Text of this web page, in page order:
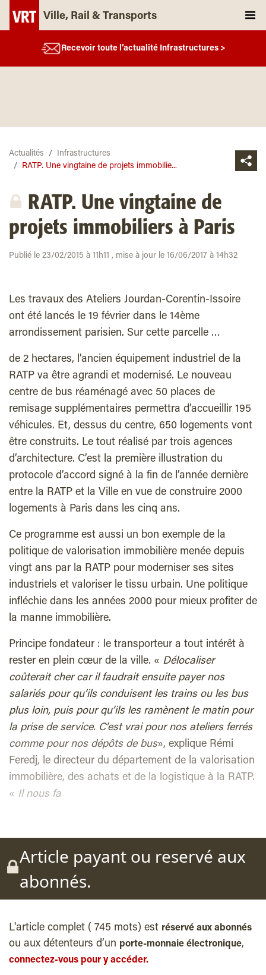
Ville, Rail & Transports
Recevoir toute l’actualité Infrastructures >
Actualités
Infrastructures
RATP. Une vingtaine de projets immobilie...
RATP. Une vingtaine de
projets immobiliers à Paris
Publié le 23/02/2015 à 11h11 , mise à jour le 16/06/2017 à 14h32
Les travaux des Ateliers Jourdan-Corentin-Issoire
ont été lancés le 19 février dans le 14ème
arrondissement parisien. Sur cette parcelle …
de 2 hectares, l’ancien équipement industriel de la
RATP va être agrandi et modernisé. Le nouveau
centre de bus réaménagé avec 50 places de
remisage supplémentaires permettra d’accueillir 195
véhicules. Et, dessus du centre, 650 logements vont
être construits. Le tout réalisé par trois agences
d’architecture. C’est la première illustration du
protocole d’accord signé à la fin de l’année dernière
entre la RATP et la Ville en vue de construire 2000
logements à Paris dans les cinq ans.
Ce programme est aussi un bon exemple de la
politique de valorisation immobilière menée depuis
vingt ans par la RATP pour moderniser ses sites
industriels et valoriser le tissu urbain. Une politique
infléchie dans les années 2000 pour mieux profiter de
la manne immobilière.
Principe fondateur : le transporteur a tout intérêt à
rester en plein cœur de la ville. « Délocaliser
coûterait cher car il faudrait ensuite payer nos
salariés pour qu’ils conduisent les trains ou les bus
plus loin, puis pour qu’ils les ramènent le matin pour
la prise de service. C’est vrai pour nos ateliers ferrés
comme pour nos dépôts de bus», explique Rémi
Feredj, le directeur du département de la valorisation
immobilière, des achats et de la logistique à la RATP.
« Il nous fa
Article payant ou reservé aux
abonnés.
L'article complet ( 745 mots) est réservé aux abonnés
ou aux détenteurs d’un porte-monnaie électronique,
connectez-vous pour y accéder.